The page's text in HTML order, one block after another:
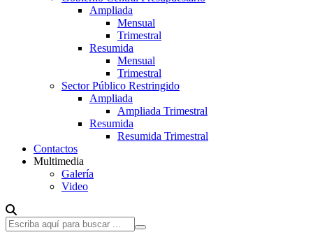
Ampliada
Mensual
Trimestral
Resumida
Mensual
Trimestral
Sector Público Restringido
Ampliada
Ampliada Trimestral
Resumida
Resumida Trimestral
Contactos
Multimedia
Galería
Video